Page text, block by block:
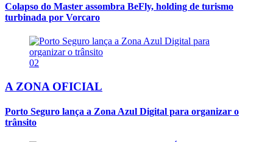
Colapso do Master assombra BeFly, holding de turismo
turbinada por Vorcaro
02
A ZONA OFICIAL
Porto Seguro lança a Zona Azul Digital para organizar o
trânsito